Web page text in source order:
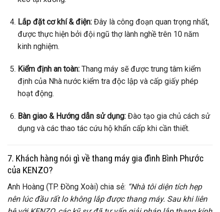
Lắp đặt cơ khí & điện:Đây là công đoạn quan trọng nhất,
được thực hiện bởi đội ngũ thợ lành nghề trên 10 năm
kinh nghiệm.
Kiểm định an toàn:Thang máy sẽ được trung tâm kiểm
định của Nhà nước kiểm tra độc lập và cấp giấy phép
hoạt động.
Bàn giao & Hướng dẫn sử dụng:Đào tạo gia chủ cách sử
dụng và các thao tác cứu hộ khẩn cấp khi cần thiết.
7. Khách hàng nói gì về thang máy gia đình Bình Phước
của KENZO?
Anh Hoàng (TP. Đồng Xoài) chia sẻ: “Nhà tôi diện tích hẹp
nên lúc đầu rất lo không lắp được thang máy. Sau khi liên